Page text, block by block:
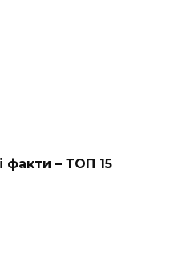
факти – ТОП 15